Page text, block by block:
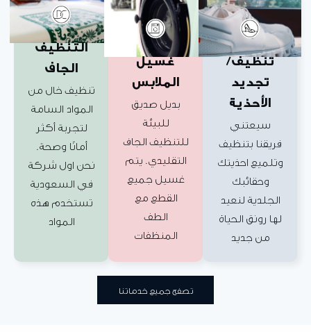
التنظيف
تنظيف خال من
المواد السامة
لتجربة أكثر
أمانًا وصحة.
نحن اول شركة
في السعودية
تستخدم هذه
غسيل
الملابس
بديل صديق
للتنظيف الجاف
التقليدي. يتم
غسيل جميع
القطع مع
المنظفات
تنظيف/
تجديد
الأحذية
سيعتني
بتنظيف
احذيتك
وحقائبك
لنعيد
رونق الحياة
من جديد
تصفح جميع خدماتنا